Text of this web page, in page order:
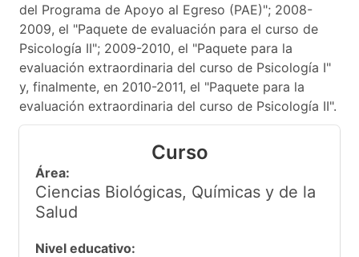
del Programa de Apoyo al Egreso (PAE)"; 2008-
2009, el "Paquete de evaluación para el curso de
Psicología II"; 2009-2010, el "Paquete para la
evaluación extraordinaria del curso de Psicología I"
y, finalmente, en 2010-2011, el "Paquete para la
evaluación extraordinaria del curso de Psicología II".
Curso
Área:
Ciencias Biológicas, Químicas y de la
Salud
Nivel educativo: